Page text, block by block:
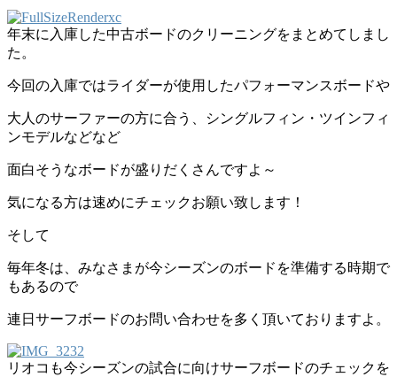
年末に入庫した中古ボードのクリーニングをまとめてしまし
た。
今回の入庫ではライダーが使用したパフォーマンスボードや
大人のサーファーの方に合う、シングルフィン・ツインフィ
ンモデルなどなど
面白そうなボードが盛りだくさんですよ～
気になる方は速めにチェックお願い致します！
そして
毎年冬は、みなさまが今シーズンのボードを準備する時期で
もあるので
連日サーフボードのお問い合わせを多く頂いておりますよ。
リオコも今シーズンの試合に向けサーフボードのチェックを